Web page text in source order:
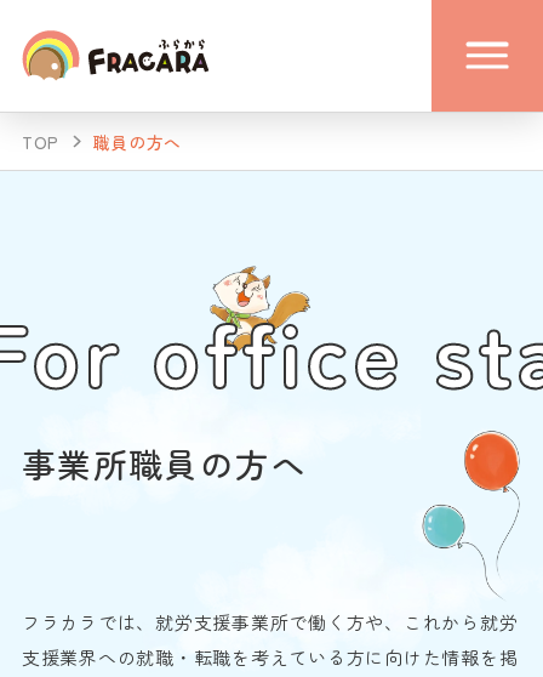
TOP 職員の方へ
office
事業所職員の方へ
フラカラでは、就労支援事業所で働く方や、これから就労
支援業界への就職・転職を考えている方に向けた情報を掲